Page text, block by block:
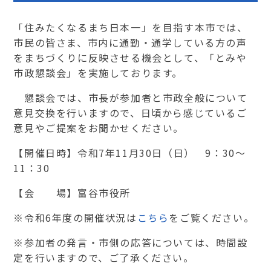
「住みたくなるまち日本一」を目指す本市では、
市民の皆さま、市内に通勤・通学している方の声
をまちづくりに反映させる機会として、「とみや
市政懇談会」を実施しております。
懇談会では、市長が参加者と市政全般について
意見交換を行いますので、日頃から感じているご
意見やご提案をお聞かせください。
【開催日時】令和7年11月30日（日） 9：30～
11：30
【会 場】富谷市役所
※令和6年度の開催状況は こちら をご覧ください。
※参加者の発言・市側の応答については、時間設
定を行いますので、ご了承ください。